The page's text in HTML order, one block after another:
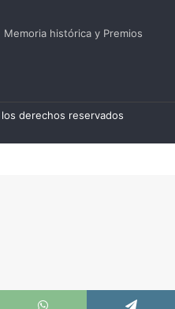
Memoria histórica y Premios
derechos reservados